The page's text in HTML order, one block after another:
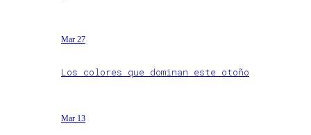
Mar 27
Los colores que dominan este otoño
Mar 13